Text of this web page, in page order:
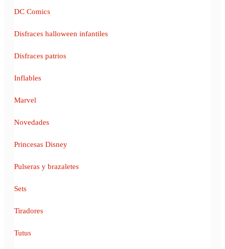
DC Comics
Disfraces halloween infantiles
Disfraces patrios
Inflables
Marvel
Novedades
Princesas Disney
Pulseras y brazaletes
Sets
Tiradores
Tutus